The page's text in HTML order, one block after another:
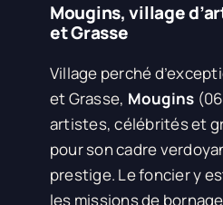
Mougins, village
et Grasse
Village perché
et Grasse, Mougins
artistes, célébrités et
pour son cadre
prestige. Le foncier y
les missions de